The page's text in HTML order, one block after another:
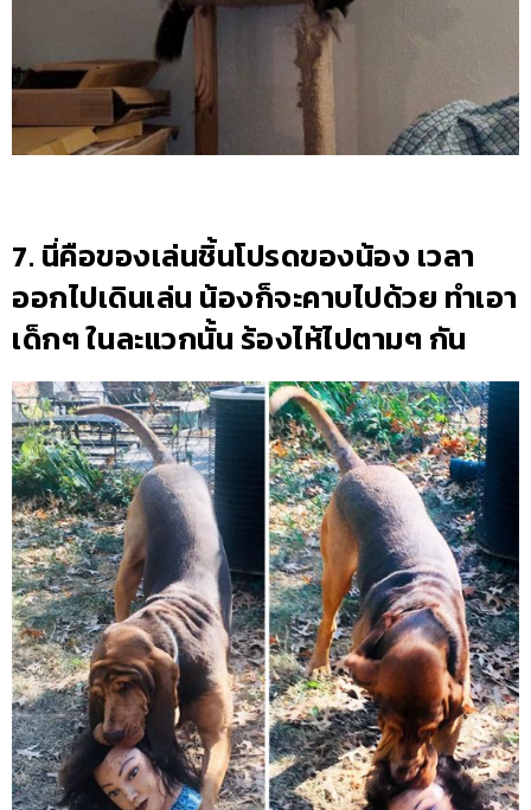
7. นี่คือของเล่นชิ้นโปรดของน้อง เวลา
ออกไปเดินเล่น น้องก็จะคาบไปด้วย ทำเอา
เด็กๆ ในละแวกนั้น ร้องไห้ไปตามๆ กัน